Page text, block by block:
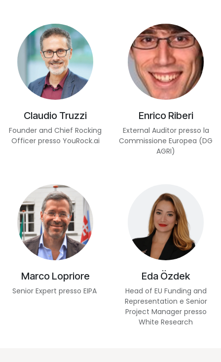
Claudio Truzzi
Founder and Chief Rocking
Officer presso YouRock.ai
Enrico Riberi
External Auditor presso la
Commissione Europea (DG
AGRI)
Marco Lopriore
Senior Expert presso EIPA
Eda Özdek
Head of EU Funding and
Representation e Senior
Project Manager presso
White Research